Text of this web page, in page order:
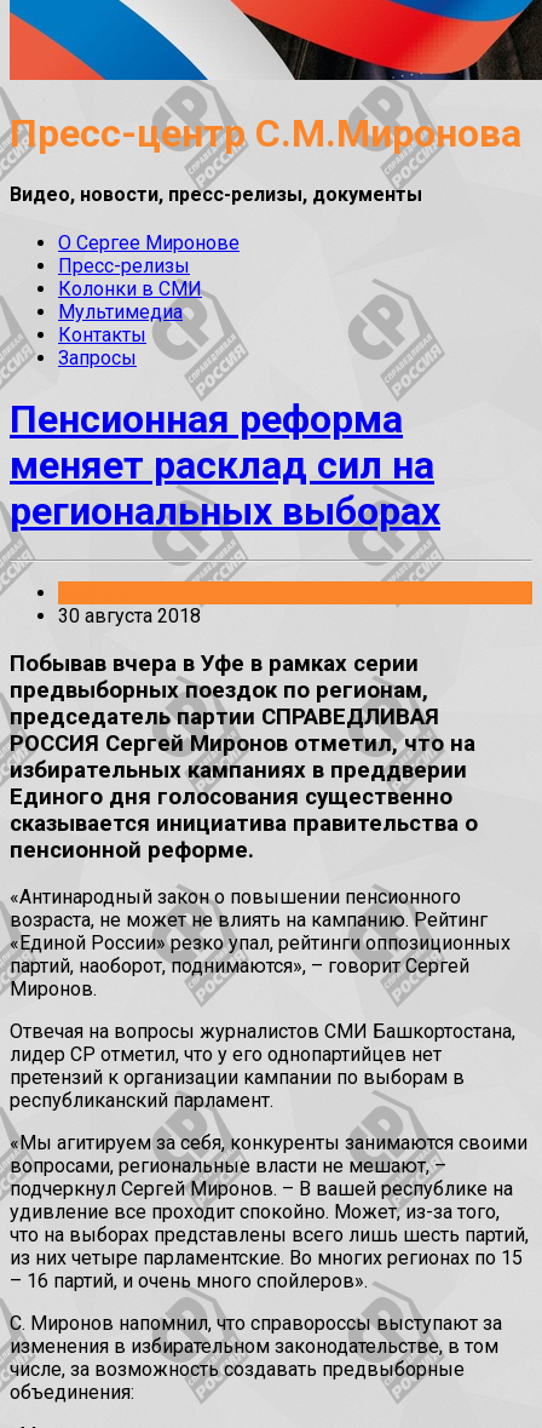
Пресс-центр С.М.Миронова
Видео, новости, пресс-релизы, документы
О Сергее Миронове
Пресс-релизы
Колонки в СМИ
Мультимедиа
Контакты
Запросы
Пенсионная реформа
меняет расклад сил на
региональных выборах
30 августа 2018
Побывав вчера в Уфе в рамках серии
предвыборных поездок по регионам,
председатель партии СПРАВЕДЛИВАЯ
РОССИЯ Сергей Миронов отметил, что на
избирательных кампаниях в преддверии
Единого дня голосования существенно
сказывается инициатива правительства о
пенсионной реформе.
«Антинародный закон о повышении пенсионного
возраста, не может не влиять на кампанию. Рейтинг
«Единой России» резко упал, рейтинги оппозиционных
партий, наоборот, поднимаются», – говорит Сергей
Миронов.
Отвечая на вопросы журналистов СМИ Башкортостана,
лидер СР отметил, что у его однопартийцев нет
претензий к организации кампании по выборам в
республиканский парламент.
«Мы агитируем за себя, конкуренты занимаются своими
вопросами, региональные власти не мешают, –
подчеркнул Сергей Миронов. – В вашей республике на
удивление все проходит спокойно. Может, из-за того,
что на выборах представлены всего лишь шесть партий,
из них четыре парламентские. Во многих регионах по 15
– 16 партий, и очень много спойлеров».
С. Миронов напомнил, что справороссы выступают за
изменения в избирательном законодательстве, в том
числе, за возможность создавать предвыборные
объединения: